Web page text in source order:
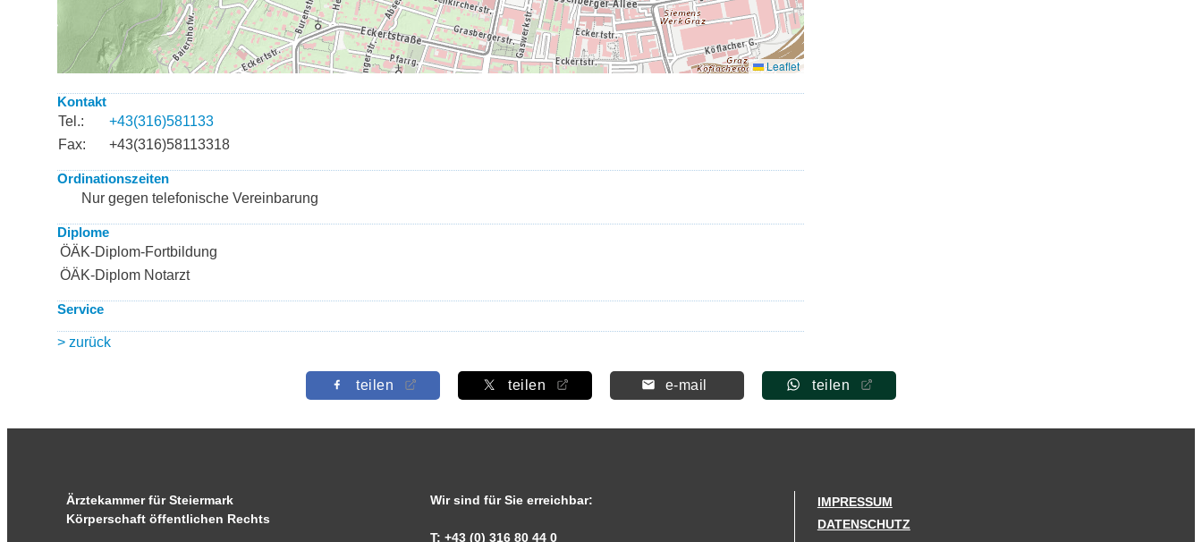
Kontakt
Tel.:
+43(316)581133
Fax:
+43(316)58113318
Ordinationszeiten
Nur gegen telefonische Vereinbarung
Diplome
ÖÄK-Diplom-Fortbildung
ÖÄK-Diplom Notarzt
Service
> zurück
teilen teilen e-mail teilen
Ärztekammer für Steiermark
Körperschaft öffentlichen Rechts
Wir sind für Sie erreichbar:
T: +43 (0) 316 80 44 0
IMPRESSUM
DATENSCHUTZ